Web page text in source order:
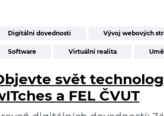
Digitální dovednosti Vývoj webových
Software Virtuální realita
svět
a FEL ČVUT